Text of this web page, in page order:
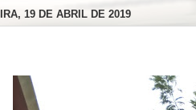
19 DE ABRIL DE 2019